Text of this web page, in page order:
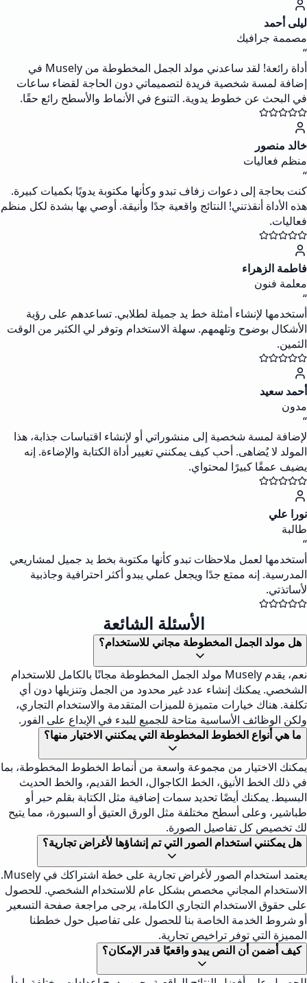
ليلى أحمد
مصممة جرافيك
“
أداة رائعة! لقد ساعدني مولد الجمل المخطوطة من Musely في
إضافة لمسة شخصية فريدة لتصميماتي دون الحاجة لقضاء ساعات
في البحث عن خطوط يدوية. التنوع في الأنماط والأسطح رائع حقًا.
خالد منصور
منظم فعاليات
“
كنت بحاجة إلى دعوات زفاف تبدو وكأنها مكتوبة يدويًا بكميات كبيرة.
هذه الأداة أنقذتني! النتائج واقعية جدًا وأنيقة. أوصي بها بشدة لكل منظم
فعاليات.
فاطمة الزهراء
معلمة فنون
“
أستخدمها لإنشاء أمثلة خط يد جميلة لطلابي. تساعدهم على رؤية
الأشكال بوضوح وتلهمهم. سهلة الاستخدام وتوفر لي الكثير من الوقت
الثمين.
أحمد سعيد
مدون
“
لإضافة لمسة شخصية إلى منشوراتي أو لإنشاء اقتباسات جذابة، هذا
المولد لا يُضاهى. أحب كيف يمكنني تغيير أداة الكتابة والإضاءة. إنه
يضيف عمقًا كبيرًا لمحتواي.
نورا علي
طالبة
“
أستخدمها لعمل ملاحظات تبدو كأنها مكتوبة بخط يد جميل لمشاريعي
المدرسية. إنه ممتع جدًا ويجعل عملي يبدو أكثر احترافية وجاذبية
لأساتذتي.
الأسئلة الشائعة
هل مولد الجمل المخطوطة مجاني للاستخدام؟
نعم، يقدم Musely مولد الجمل المخطوطة مجانًا بالكامل للاستخدام
الشخصي. يمكنك إنشاء عدد غير محدود من الجمل وتنزيلها دون أي
تكلفة. هناك خيارات متميزة للميزات المتقدمة والاستخدام التجاري،
ولكن الوظائف الأساسية متاحة للجميع للبدء في الإبداع على الفور.
ما هي أنواع الخطوط المخطوطة التي يمكنني الاختيار منها؟
يمكنك الاختيار من مجموعة واسعة من أنماط الخطوط المخطوطة، بما
في ذلك الخط الأنيق، الخط الكاجوال، الخط القديم، والخط الحديث
البسيط. يمكنك أيضًا تحديد سمات إضافية مثل الكتابة بقلم حبر أو
طباشير، وعلى أسطح مختلفة مثل الورق العتيق أو السبورة، مما يتيح
لك تخصيص كل تفاصيل الصورة.
هل يمكنني استخدام الصور التي تم إنشاؤها لأغراض تجارية؟
يعتمد استخدام الصور لأغراض تجارية على خطة اشتراكك في Musely.
الاستخدام المجاني مخصص بشكل عام للاستخدام الشخصي. للحصول
على حقوق الاستخدام التجاري الكاملة، يرجى مراجعة صفحة التسعير
أو شروط الخدمة الخاصة بنا للحصول على تفاصيل حول خططنا
المميزة التي توفر تراخيص تجارية.
كيف أضمن أن النص يبدو واقعيًا قدر الإمكان؟